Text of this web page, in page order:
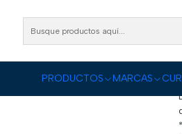
PRODUCTOS MARCAS